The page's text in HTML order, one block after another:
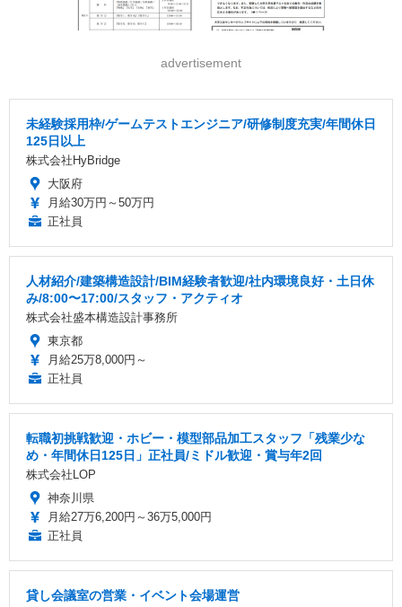
advertisement
未経験採用枠/ゲームテストエンジニア/研修制度充実/年間休日
125日以上
株式会社HyBridge
大阪府
月給30万円～50万円
正社員
人材紹介/建築構造設計/BIM経験者歓迎/社内環境良好・土日休
み/8:00〜17:00/スタッフ・アクティオ
株式会社盛本構造設計事務所
東京都
月給25万8,000円～
正社員
転職初挑戦歓迎・ホビー・模型部品加工スタッフ「残業少な
め・年間休日125日」正社員/ミドル歓迎・賞与年2回
株式会社LOP
神奈川県
月給27万6,200円～36万5,000円
正社員
貸し会議室の営業・イベント会場運営